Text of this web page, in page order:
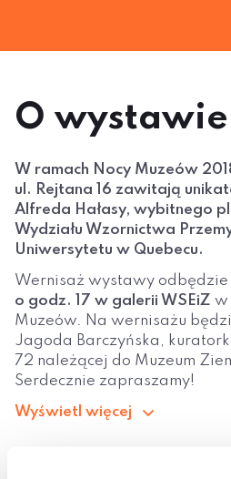
O wystawie
W ramach Nocy Muzeów
ul. Rejtana 16 zawitają
Alfreda Hałasy, wybitnego
Wydziału Wzornictwa
Uniwersytetu w Quebecu.
Wernisaż wystawy odbędzie
o godz. 17 w galerii WSEiZ w
Muzeów. Na wernisażu
Jagoda Barczyńska,
72 należącej do Muzeum
Serdecznie zapraszamy!
Wyświetl więcej